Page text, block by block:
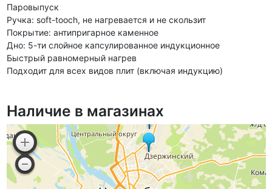
Паровыпуск
Ручка: soft-tooch, не нагревается и не скользит
Покрытие: антипригарное каменное
Дно: 5-ти слойное капсулированное индукционное
Быстрый равномерный нагрев
Подходит для всех видов плит (включая индукцию)
Наличие в магазинах